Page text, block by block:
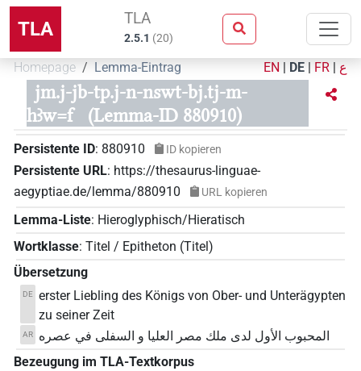
TLA TLA
2.5.1 (20)
Homepage Lemma-Eintrag EN | DE | FR | ع
jm.j-jb-tp.j-n-nswt-bj.tj-m-
hꜣw=f
(Lemma-ID 880910)
Persistente ID: 880910 ID kopieren
Persistente URL: https://thesaurus-linguae-
aegyptiae.de/lemma/880910
URL kopieren
Lemma-Liste: Hieroglyphisch/Hieratisch
Wortklasse: Titel / Epitheton (Titel)
Übersetzung
DE erster Liebling des Königs von Ober- und Unterägypten
zu seiner Zeit
AR
المحبوب الأول لدى ملك مصر العليا و السفلى في عصره
Bezeugung im TLA-Textkorpus